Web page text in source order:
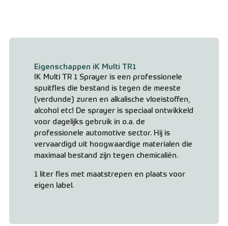
Eigenschappen iK Multi TR1
IK Multi TR 1 Sprayer is een professionele
spuitfles die bestand is tegen de meeste
(verdunde) zuren en alkalische vloeistoffen,
alcohol etc! De sprayer is speciaal ontwikkeld
voor dagelijks gebruik in o.a. de
professionele automotive sector. Hij is
vervaardigd uit hoogwaardige materialen die
maximaal bestand zijn tegen chemicaliën.
1 liter fles met maatstrepen en plaats voor
eigen label.